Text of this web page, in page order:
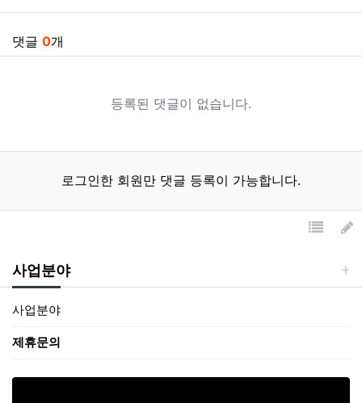
댓글 0개
등록된 댓글이 없습니다.
로그인한 회원만 댓글 등록이 가능합니다.
목록
사업분야
사업분야
제휴문의